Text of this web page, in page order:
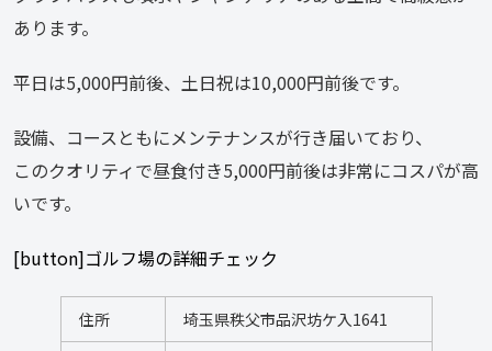
あります。
平日は5,000円前後、土日祝は10,000円前後です。
設備、コースともにメンテナンスが行き届いており、
このクオリティで昼食付き5,000円前後は非常にコスパが高
いです。
[button]ゴルフ場の詳細チェック
住所 埼玉県秩父市品沢坊ケ入1641